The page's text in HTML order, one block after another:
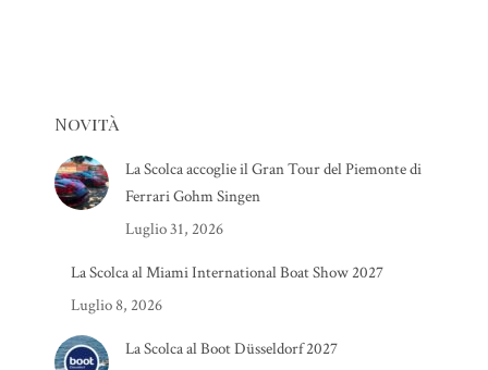
Novità
La Scolca accoglie il Gran Tour del Piemonte di
Ferrari Gohm Singen
Luglio 31, 2026
La Scolca al Miami International Boat Show 2027
Luglio 8, 2026
La Scolca al Boot Düsseldorf 2027